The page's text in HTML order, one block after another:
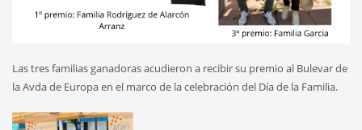
Las tres familias ganadoras acudieron a recibir su premio al Bulevar de
la Avda de Europa en el marco de la celebración del Día de la Familia.